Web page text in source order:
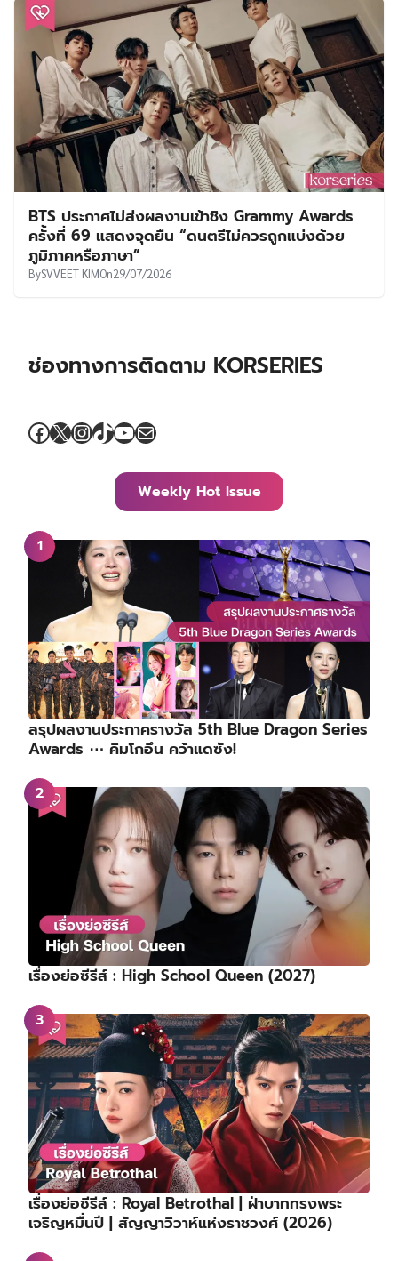
BTS ประกาศไม่ส่งผลงานเข้าชิง Grammy Awards
ครั้งที่ 69 แสดงจุดยืน “ดนตรีไม่ควรถูกแบ่งด้วย
ภูมิภาคหรือภาษา”
BySVVEET KIMOn29/07/2026
ช่องทางการติดตาม KORSERIES
Facebook
X Instagram
TikTok
YouTube
Mail
Weekly Hot Issue
สรุปผลงานประกาศรางวัล 5th Blue Dragon Series
Awards ⋯ คิมโกอึน คว้าแดซัง!
เรื่องย่อซีรีส์ : High School Queen (2027)
เรื่องย่อซีรีส์ : Royal Betrothal | ฝ่าบาททรงพระ
เจริญหมื่นปี | สัญญาวิวาห์แห่งราชวงศ์ (2026)